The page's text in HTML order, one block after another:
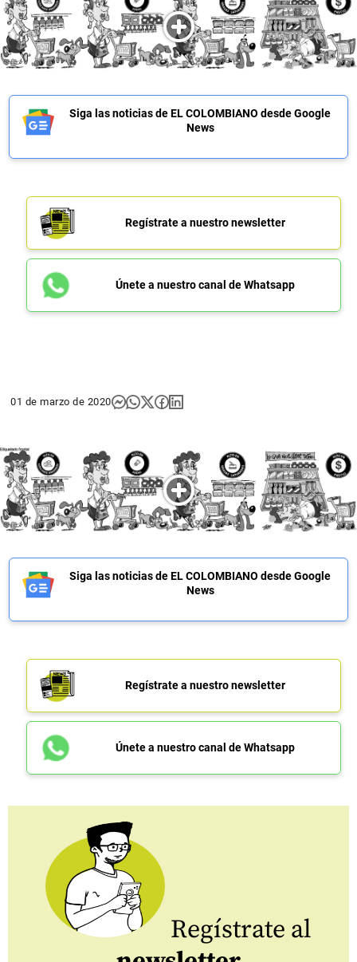
Siga las noticias de EL COLOMBIANO desde Google
News
Regístrate a nuestro newsletter
Únete a nuestro canal de Whatsapp
01 de marzo de 2020
Siga las noticias de EL COLOMBIANO desde Google
News
Regístrate a nuestro newsletter
Únete a nuestro canal de Whatsapp
Regístrate al